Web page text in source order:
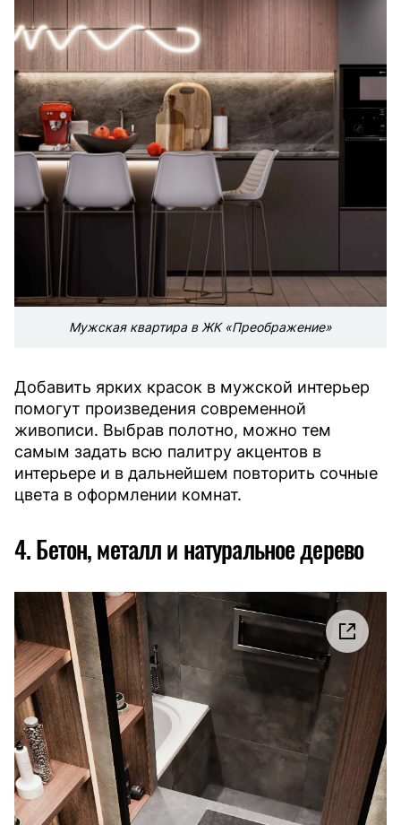
Мужская квартира в ЖК «Преображение»
Добавить ярких красок в мужской интерьер
помогут произведения современной
живописи. Выбрав полотно, можно тем
самым задать всю палитру акцентов в
интерьере и в дальнейшем повторить сочные
цвета в оформлении комнат.
4. Бетон, металл и натуральное дерево